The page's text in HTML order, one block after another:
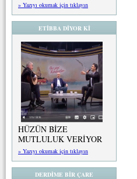
» Yazıyı okumak için tıklayın
ETİBBA DİYOR Kİ
HÜZÜN BİZE
MUTLULUK VERİYOR
» Yazıyı okumak için tıklayın
DERDİME BİR ÇARE